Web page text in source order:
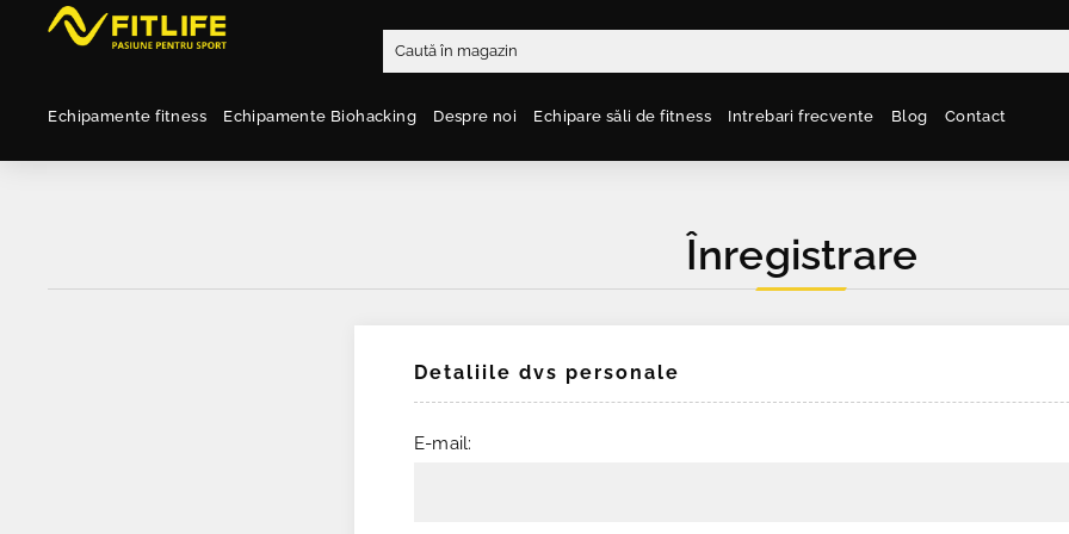
Echipamente fitness Echipamente Biohacking Despre noi Echipare săli de fitness Intrebari frecvente Blog Contact
Înregistrare
Detaliile dvs personale
E-mail: